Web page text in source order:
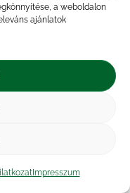
a weboldalon
ajánlatok
Impresszum